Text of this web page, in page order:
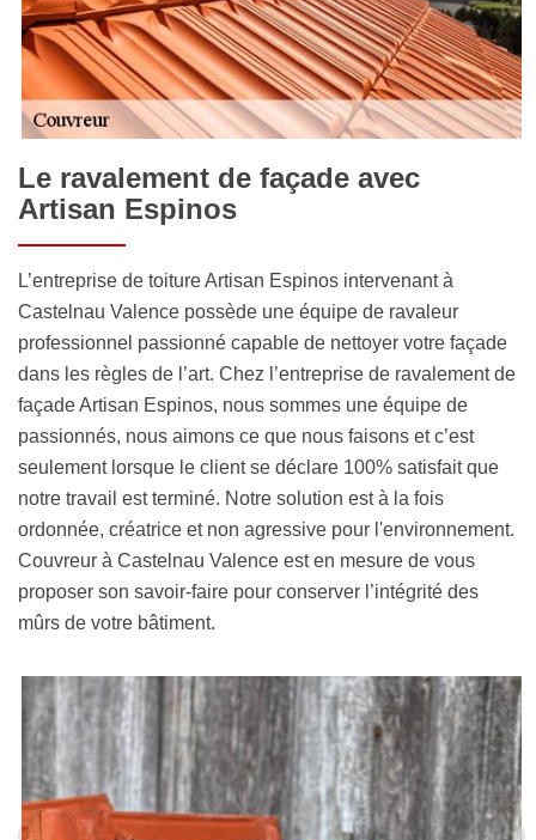
Le ravalement de façade avec
Artisan Espinos
L’entreprise de toiture Artisan Espinos intervenant à
Castelnau Valence possède une équipe de ravaleur
professionnel passionné capable de nettoyer votre façade
dans les règles de l’art. Chez l’entreprise de ravalement de
façade Artisan Espinos, nous sommes une équipe de
passionnés, nous aimons ce que nous faisons et c’est
seulement lorsque le client se déclare 100% satisfait que
notre travail est terminé. Notre solution est à la fois
ordonnée, créatrice et non agressive pour l'environnement.
Couvreur à Castelnau Valence est en mesure de vous
proposer son savoir-faire pour conserver l’intégrité des
mûrs de votre bâtiment.